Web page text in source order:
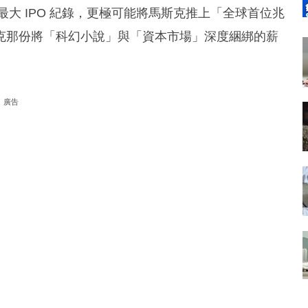
大 IPO 紀錄，更極可能將馬斯克推上「全球首位兆
份將「科幻小說」與「資本市場」深度綑綁的薪
廣告